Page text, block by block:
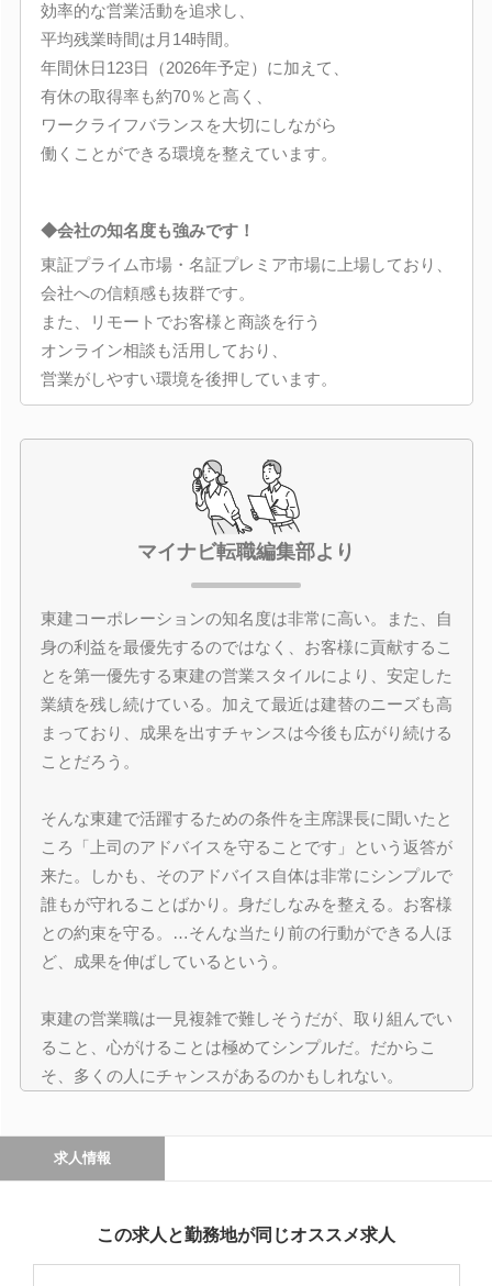
効率的な営業活動を追求し、
平均残業時間は月14時間。
年間休日123日（2026年予定）に加えて、
有休の取得率も約70％と高く、
ワークライフバランスを大切にしながら
働くことができる環境を整えています。
◆会社の知名度も強みです！
東証プライム市場・名証プレミア市場に上場しており、
会社への信頼感も抜群です。
また、リモートでお客様と商談を行う
オンライン相談も活用しており、
営業がしやすい環境を後押しています。
マイナビ転職編集部より
東建コーポレーションの知名度は非常に高い。また、自
身の利益を最優先するのではなく、お客様に貢献するこ
とを第一優先する東建の営業スタイルにより、安定した
業績を残し続けている。加えて最近は建替のニーズも高
まっており、成果を出すチャンスは今後も広がり続ける
ことだろう。
そんな東建で活躍するための条件を主席課長に聞いたと
ころ「上司のアドバイスを守ることです」という返答が
来た。しかも、そのアドバイス自体は非常にシンプルで
誰もが守れることばかり。身だしなみを整える。お客様
との約束を守る。…そんな当たり前の行動ができる人ほ
ど、成果を伸ばしているという。
東建の営業職は一見複雑で難しそうだが、取り組んでい
ること、心がけることは極めてシンプルだ。だからこ
そ、多くの人にチャンスがあるのかもしれない。
求人情報
この求人と勤務地が同じオススメ求人